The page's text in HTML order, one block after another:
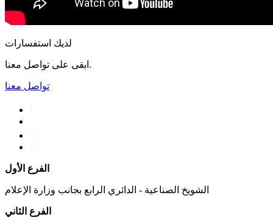
لديك استفسارات
ابقى على تواصل معنا.
تواصل معنا
الفرع الأول
الشويخ الصناعية - الدائري الرابع بجانب وزارة الإعلام
الفرع الثاني